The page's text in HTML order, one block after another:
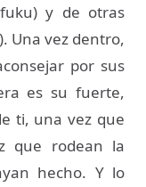
y de otras
Una vez dentro,
por sus
es su fuerte,
ti, una vez que
que rodean la
hecho. Y lo